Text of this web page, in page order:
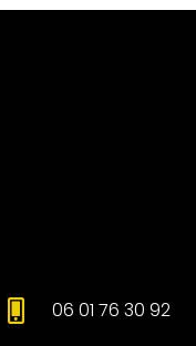
06 01 76 30 92